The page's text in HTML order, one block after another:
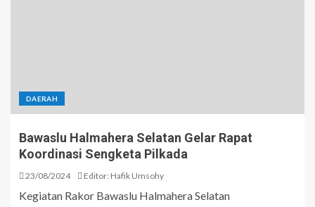
DAERAH
Bawaslu Halmahera Selatan Gelar Rapat
Koordinasi Sengketa Pilkada
23/08/2024 Editor: Hafik Umsohy
Kegiatan Rakor Bawaslu Halmahera Selatan